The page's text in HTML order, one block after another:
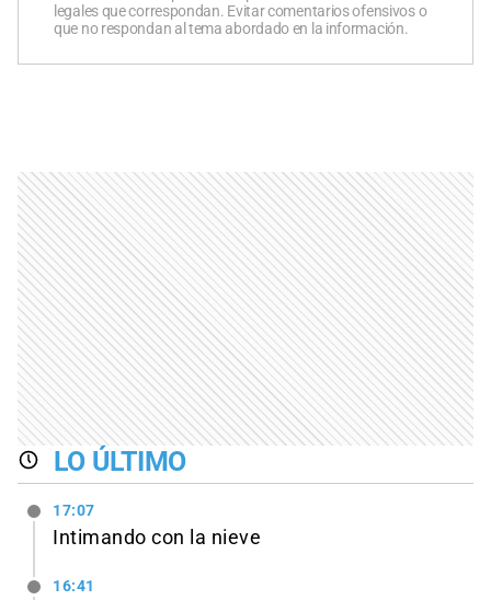
legales que correspondan. Evitar comentarios ofensivos o
que no respondan al tema abordado en la información.
LO ÚLTIMO
17:07
Intimando con la nieve
16:41